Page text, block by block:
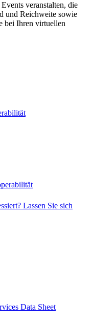
veranstalten, die
und Reichweite sowie
bei Ihren virtuellen
Lassen Sie sich
Data Sheet